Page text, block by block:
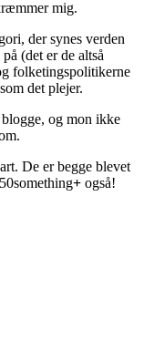
mig.
der synes verden
(det er de altså
folketingspolitikerne
det plejer.
og mon ikke
De er begge blevet
+ også!